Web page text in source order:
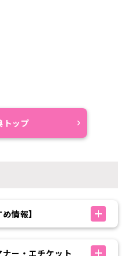
トップ
情報】
ー・エチケット